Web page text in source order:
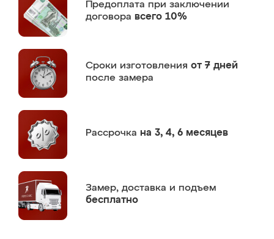
Предоплата при заключении
договора всего 10%
Сроки изготовления от 7 дней
после замера
Рассрочка на 3, 4, 6 месяцев
Замер, доставка и подъем
бесплатно